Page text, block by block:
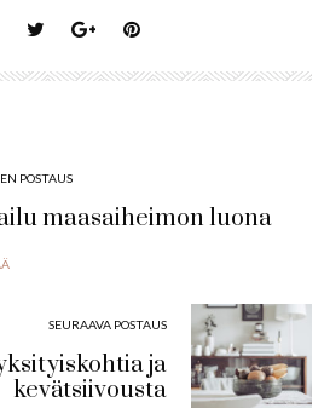
POSTAUS
maasaiheimon luona
SEURAAVA POSTAUS
ja
kevätsiivousta